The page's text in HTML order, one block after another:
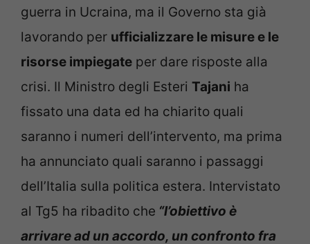
guerra in Ucraina, ma il Governo sta già
lavorando per ufficializzare le misure e le
risorse impiegate per dare risposte alla
crisi. Il Ministro degli Esteri Tajani ha
fissato una data ed ha chiarito quali
saranno i numeri dell’intervento, ma prima
ha annunciato quali saranno i passaggi
dell’Italia sulla politica estera. Intervistato
al Tg5 ha ribadito che “l’obiettivo è
arrivare ad un accordo, un confronto fra